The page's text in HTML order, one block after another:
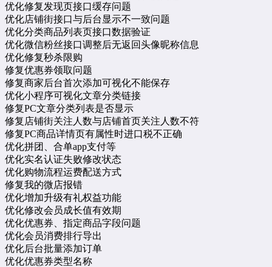
优化修复发现页接口缓存问题
优化店铺街接口与后台显示不一致问题
优化分类商品列表页接口数据验证
优化微信粉丝接口调整后无返回头像昵称信息
优化修复秒杀限购
修复优惠券领取问题
修复商家后台首次添加可视化不能保存
优化小程序可视化文章分类链接
修复PC文章分类列表是否显示
修复店铺街关注人数与店铺首页关注人数不符
修复PC商品详情页有属性时进口税不正确
优化拼团、合单app支付等
优化实名认证失败修改状态
优化购物流程运费配送方式
修复我的微店报错
优化增加升级有礼权益功能
优化修改会员成长值有效期
优化优惠券、指定商品字段问题
优化会员消费排行导出
优化后台批量添加订单
优化优惠券类型名称